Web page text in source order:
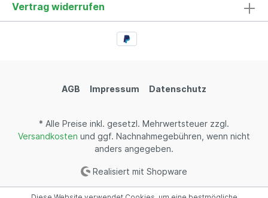
Vertrag widerrufen
AGB Impressum Datenschutz
* Alle Preise inkl. gesetzl. Mehrwertsteuer zzgl.
Versandkosten und ggf. Nachnahmegebühren, wenn nicht
anders angegeben.
Realisiert mit Shopware